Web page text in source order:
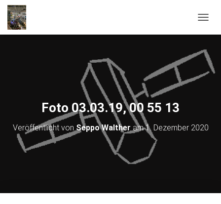
Foto 03.03.19, 00 55 13
Veröffentlicht von Seppo Walther am1. Dezember 2020